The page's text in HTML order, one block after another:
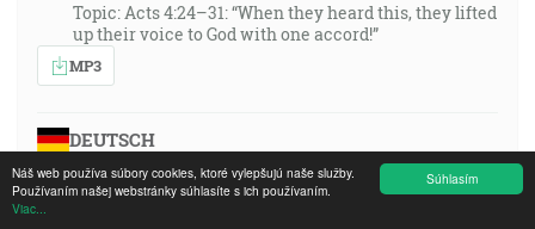
Súhlasím
Náš web používa súbory cookies, ktoré vylepšujú naše služby.
Používaním našej webstránky súhlasíte s ich používaním.
Viac...
Topic: Acts 4:24–31: “When they heard this, they lifted
up their voice to God with one accord!”
MP3
DEUTSCH
Thema: Apg. 4,24-31: Als jene es vernommen hatten,
erhoben sie einmütig ihre Stimme zu Gott und